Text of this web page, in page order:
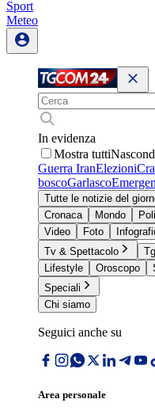
Sport
Meteo
In evidenza
Mostra tutti
Guerra IranElezioni
boscoGarlasco
Tutte le notizie del
Cronaca
Mondo
Video
Foto
Tv & Spettacolo
Lifestyle
Oroscopo
Speciali
Chi siamo
Seguici anche su
Area personale